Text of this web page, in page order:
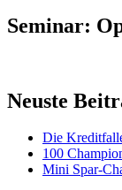
Seminar:
Neuste
Die
100
Mini Spar-